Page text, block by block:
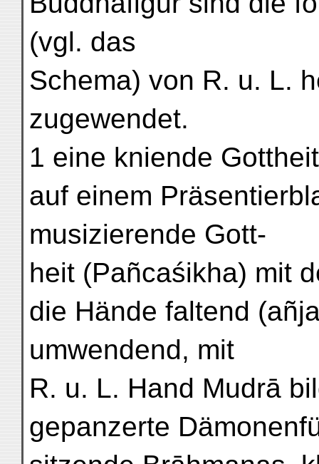
(vgl. das
Schema) von R. u. L.
zugewendet.
1 eine kniende
auf einem
musizierende Gott-
heit (Pañcaśikha) mit
die Hände faltend
umwendend, mit
R. u. L. Hand Mudrā
gepanzerte